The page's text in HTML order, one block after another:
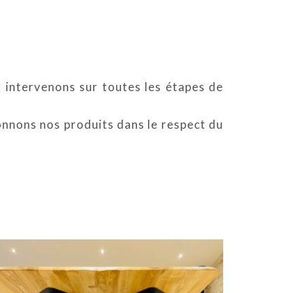
sur toutes les étapes de
nos produits dans le respect du